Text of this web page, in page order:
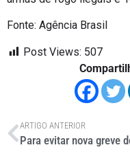
Fonte: Agência Brasil
Post Views: 507
ARTIGO ANTERIOR